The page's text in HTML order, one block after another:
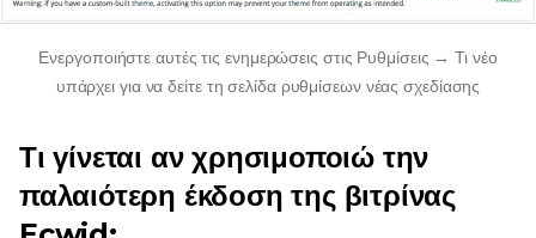
Ενεργοποιήστε αυτές τις ενημερώσεις στις Ρυθμίσεις → Τι νέο
υπάρχει για να δείτε τη σελίδα ρυθμίσεων νέας σχεδίασης
Τι γίνεται αν χρησιμοποιώ την
παλαιότερη έκδοση της βιτρίνας